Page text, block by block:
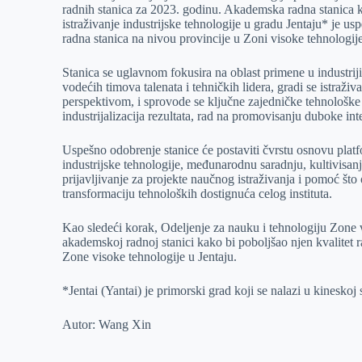
r
n
A
p
p
i
l
radnih stanica za 2023. godinu. Akademska radna
istraživanje industrijske tehnologije u gradu Jentaju* je
radna stanica na nivou provincije u Zoni visoke
Stanica se uglavnom fokusira na oblast primene u
vodećih timova talenata i tehničkih lidera, gradi se
perspektivom, i sprovode se ključne zajedničke
industrijalizacija rezultata, rad na promovisanju duboke
Uspešno odobrenje stanice će postaviti čvrstu osnovu
industrijske tehnologije, međunarodnu saradnju,
prijavljivanje za projekte naučnog istraživanja i pomoć
transformaciju tehnoloških dostignuća celog instituta.
Kao sledeći korak, Odeljenje za nauku i tehnologiju
akademskoj radnoj stanici kako bi poboljšao njen
Zone visoke tehnologije u Jentaju.
*Jentai (Yantai) je primorski grad koji se nalazi u
Autor: Wang Xin